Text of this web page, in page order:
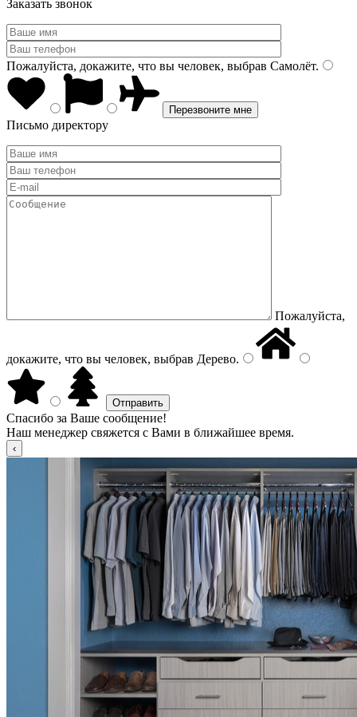
Заказать звонок
Пожалуйста, докажите, что вы человек, выбрав Самолёт.
Письмо директору
Пожалуйста,
докажите, что вы человек, выбрав Дерево.
Спасибо за Ваше сообщение!
Наш менеджер свяжется с Вами в ближайшее время.